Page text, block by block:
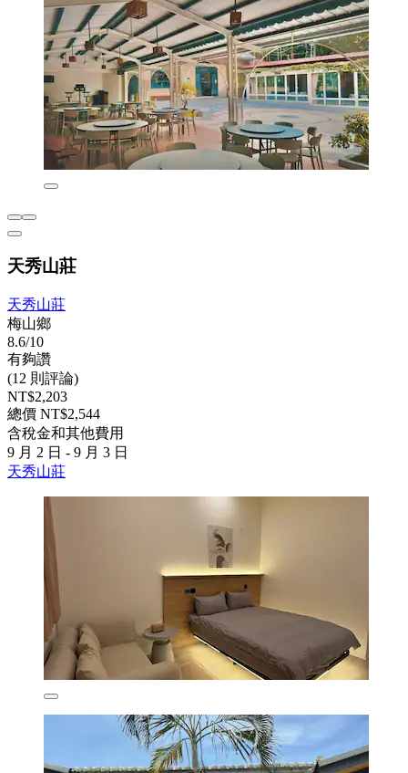
天秀山莊
天秀山莊
梅山鄉
8.6/10
有夠讚
(12 則評論)
NT$2,203
總價 NT$2,544
含稅金和其他費用
9 月 2 日 - 9 月 3 日
天秀山莊